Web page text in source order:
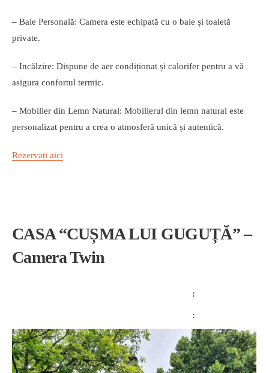
– Baie Personală: Camera este echipată cu o baie și toaletă
private.
– Incălzire: Dispune de aer condiționat și calorifer pentru a vă
asigura confortul termic.
– Mobilier din Lemn Natural: Mobilierul din lemn natural este
personalizat pentru a crea o atmosferă unică și autentică.
Rezervați aici
CASA “CUȘMA LUI GUGUȚĂ” –
Camera Twin